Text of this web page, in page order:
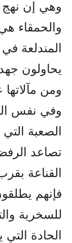
وهي إن نهج
والحمقاء
يحاولون جهد
ومن
وفي نفس
الصعبة
تصاعد
القناعة
فإنهم
للسخرية
الحادة التي